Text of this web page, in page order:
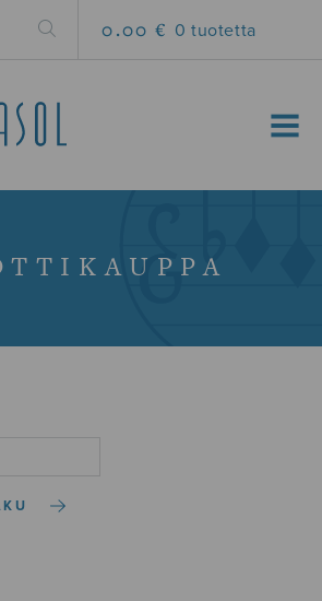
0.00 € 0 tuotetta
MENU